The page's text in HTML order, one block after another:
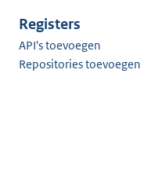
Registers
API's toevoegen
Repositories toevoegen